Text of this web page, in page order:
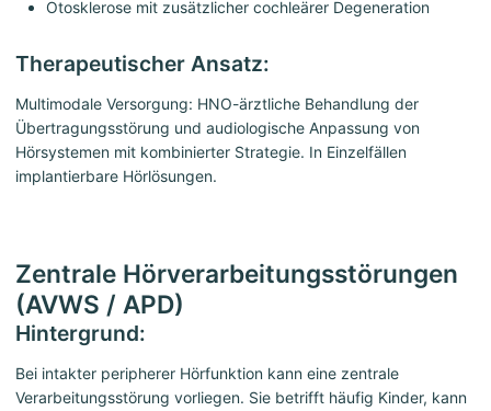
Otosklerose mit zusätzlicher cochleärer Degeneration
Therapeutischer Ansatz:
Multimodale Versorgung: HNO-ärztliche Behandlung der
Übertragungsstörung und audiologische Anpassung von
Hörsystemen mit kombinierter Strategie. In Einzelfällen
implantierbare Hörlösungen.
Zentrale Hörverarbeitungsstörungen
(AVWS / APD)
Hintergrund:
Bei intakter peripherer Hörfunktion kann eine zentrale
Verarbeitungsstörung vorliegen. Sie betrifft häufig Kinder, kann